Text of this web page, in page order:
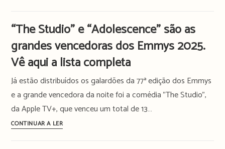
Malala
quer
ajudar
a
mudar
essa
realidade
nomeados
para
os
Emmys
2026
“The Studio” e “Adolescence” são as
grandes vencedoras dos Emmys 2025.
Vê aqui a lista completa
Já estão distribuídos os galardões da 77ª edição dos Emmys
e a grande vencedora da noite foi a comédia "The Studio",
da Apple TV+, que venceu um total de 13…
CONTINUAR A LER“The